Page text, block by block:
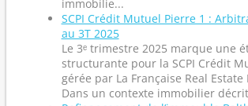
immobilie...
SCPI Crédit Mutuel Pierre 1 :
au 3T 2025
Le 3ᵉ trimestre 2025 marque une
structurante pour la SCPI Crédit
gérée par La Française Real Estate
Dans un contexte immobilier